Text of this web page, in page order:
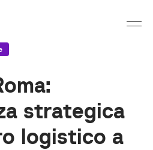
strategica
logistico a